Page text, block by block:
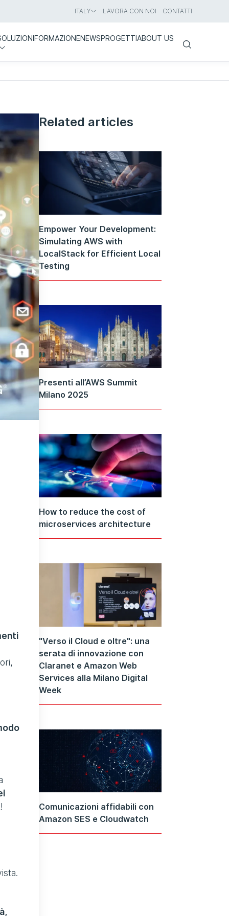
ITALY LAVORA CON NOI CONTATTI
FORMAZIONENEWSPROGETTIABOUT US
Search
Related articles
Empower Your Development:
Simulating AWS with
LocalStack for Efficient Local
Testing
Presenti all’AWS Summit
Milano 2025
How to reduce the cost of
microservices architecture
"Verso il Cloud e oltre": una
serata di innovazione con
Claranet e Amazon Web
Services alla Milano Digital
Week
Comunicazioni affidabili con
Amazon SES e Cloudwatch